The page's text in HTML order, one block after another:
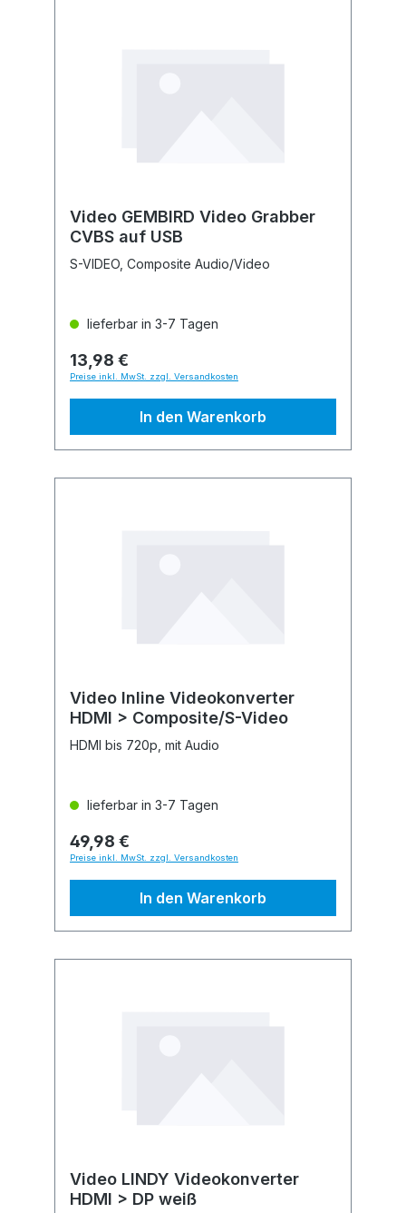
Video GEMBIRD Video Grabber
CVBS auf USB
S-VIDEO, Composite Audio/Video
lieferbar in 3-7 Tagen
13,98 €
Preise inkl. MwSt. zzgl. Versandkosten
In den Warenkorb
Video Inline Videokonverter
HDMI > Composite/S-Video
HDMI bis 720p, mit Audio
lieferbar in 3-7 Tagen
49,98 €
Preise inkl. MwSt. zzgl. Versandkosten
In den Warenkorb
Video LINDY Videokonverter
HDMI > DP weiß